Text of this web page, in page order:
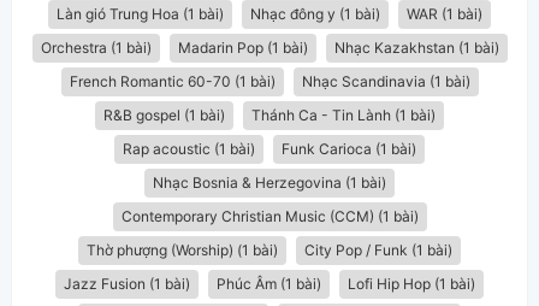
Làn gió Trung Hoa (1 bài)
Nhạc đông y (1 bài)
WAR (1 bài)
Orchestra (1 bài)
Madarin Pop (1 bài)
Nhạc Kazakhstan (1 bài)
French Romantic 60-70 (1 bài)
Nhạc Scandinavia (1 bài)
R&B gospel (1 bài)
Thánh Ca - Tin Lành (1 bài)
Rap acoustic (1 bài)
Funk Carioca (1 bài)
Nhạc Bosnia & Herzegovina (1 bài)
Contemporary Christian Music (CCM) (1 bài)
Thờ phượng (Worship) (1 bài)
City Pop / Funk (1 bài)
Jazz Fusion (1 bài)
Phúc Âm (1 bài)
Lofi Hip Hop (1 bài)